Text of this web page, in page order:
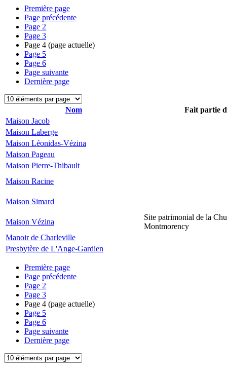
Première page
Page précédente
Page 2
Page 3
Page 4 (page actuelle)
Page 5
Page 6
Page suivante
Dernière page
Nom
Fait partie
Maison Jacob
Maison Laberge
Maison Léonidas-Vézina
Maison Pageau
Maison Pierre-Thibault
Maison Racine
Maison Simard
Maison Vézina
Site patrimonial de la
Montmorency
Manoir de Charleville
Presbytère de L'Ange-Gardien
Première page
Page précédente
Page 2
Page 3
Page 4 (page actuelle)
Page 5
Page 6
Page suivante
Dernière page